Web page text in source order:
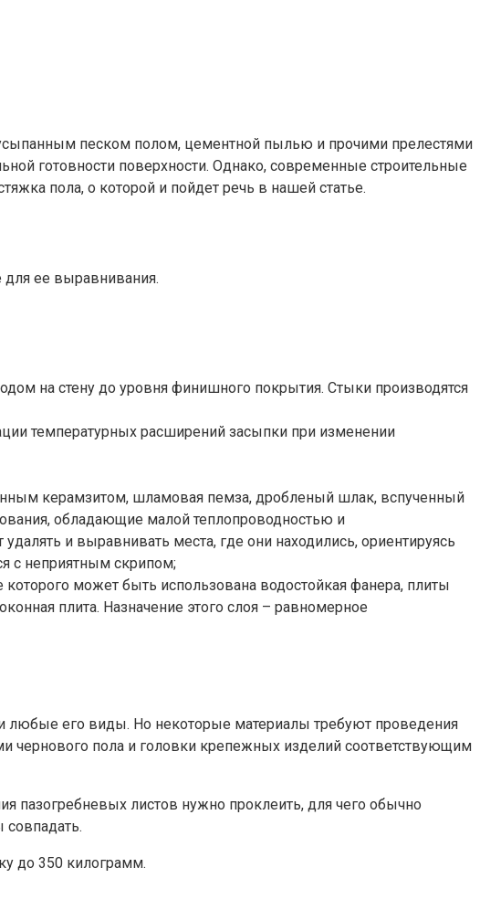
усыпанным песком полом, цементной пылью и прочими прелестями
готовности поверхности. Однако, современные строительные
пола, о которой и пойдет речь в нашей статье.
для ее выравнивания.
на стену до уровня финишного покрытия. Стыки производятся
температурных расширений засыпки при изменении
керамзитом, шламовая пемза, дробленый шлак, вспученный
обладающие малой теплопроводностью и
и выравнивать места, где они находились, ориентируясь
с неприятным скрипом;
может быть использована водостойкая фанера, плиты
плита. Назначение этого слоя – равномерное
любые его виды. Но некоторые материалы требуют проведения
чернового пола и головки крепежных изделий соответствующим
пазогребневых листов нужно проклеить, для чего обычно
до 350 килограмм.